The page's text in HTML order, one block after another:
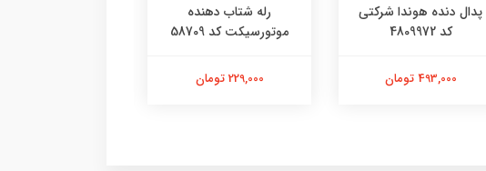
پدال دنده هوندا شرکتی
کد 4809972
493,000 تومان
رله شتاب دهنده
موتورسیکت کد 58709
229,000 تومان